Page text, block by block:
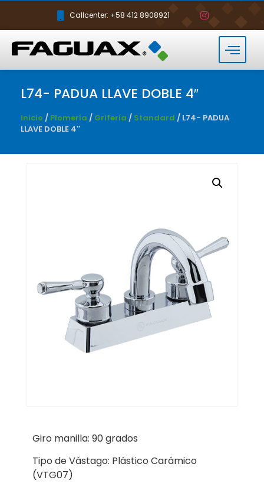
Callcenter: +58 412 8908921
L74- PADUA LLAVE DOBLE 4″
Inicio / Plomería / Grifería / Standard / L74- PADUA
LLAVE DOBLE 4″
Giro manilla: 90 grados
Tipo de Vástago: Plástico Carámico
(VTG07)